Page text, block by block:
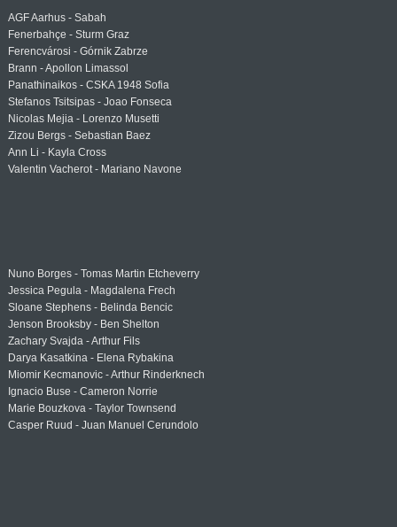
AGF Aarhus - Sabah
Fenerbahçe - Sturm Graz
Ferencvárosi - Górnik Zabrze
Brann - Apollon Limassol
Panathinaikos - CSKA 1948 Sofia
Stefanos Tsitsipas - Joao Fonseca
Nicolas Mejia - Lorenzo Musetti
Zizou Bergs - Sebastian Baez
Ann Li - Kayla Cross
Valentin Vacherot - Mariano Navone
Nuno Borges - Tomas Martin Etcheverry
Jessica Pegula - Magdalena Frech
Sloane Stephens - Belinda Bencic
Jenson Brooksby - Ben Shelton
Zachary Svajda - Arthur Fils
Darya Kasatkina - Elena Rybakina
Miomir Kecmanovic - Arthur Rinderknech
Ignacio Buse - Cameron Norrie
Marie Bouzkova - Taylor Townsend
Casper Ruud - Juan Manuel Cerundolo